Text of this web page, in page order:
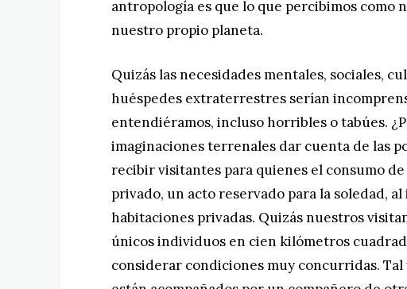
antropología es que lo que percibimos como
nuestro propio planeta.
Quizás las necesidades mentales, sociales,
huéspedes extraterrestres serían
entendiéramos, incluso horribles o tabúes.
imaginaciones terrenales dar cuenta de las
recibir visitantes para quienes el consumo
privado, un acto reservado para la soledad,
habitaciones privadas. Quizás nuestros
únicos individuos en cien kilómetros
considerar condiciones muy concurridas.